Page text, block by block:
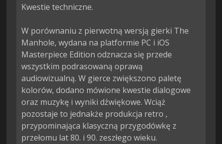
Kwestie techniczne.
W porównaniu z pierwotną wersją gierki The
Manhole, wydana na platformie PC i iOS
Masterpiece Edition odznacza się przede
wszystkim podrasowaną oprawą
audiowizualną. W gierce zwiększono paletę
kolorów, dodano mówione kwestie dialogowe
oraz muzykę i wyniki dźwiękowe. Wciąż
pozostaje to jednakże produkcja retro ,
przypominająca klasyczną przygodówkę z
przełomu lat 80. i 90. zeszłego wieku.